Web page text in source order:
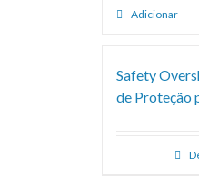
Adicionar
Safety
de Proteção